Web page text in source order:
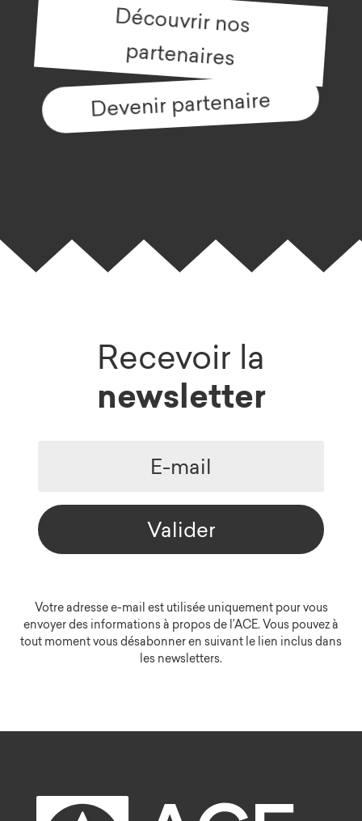
Découvrir nos
partenaires
Devenir partenaire
Recevoir la
newsletter
Valider
Votre adresse e-mail est utilisée uniquement pour vous
envoyer des informations à propos de l’ACE. Vous pouvez à
tout moment vous désabonner en suivant le lien inclus dans
les newsletters.